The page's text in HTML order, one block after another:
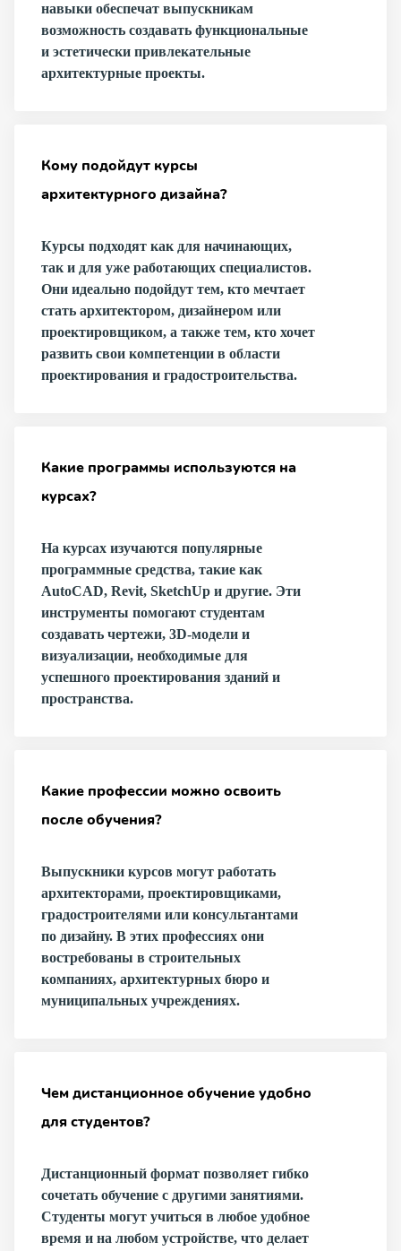
навыки обеспечат выпускникам
возможность создавать функциональные
и эстетически привлекательные
архитектурные проекты.
Кому подойдут курсы
архитектурного дизайна?
Курсы подходят как для начинающих,
так и для уже работающих специалистов.
Они идеально подойдут тем, кто мечтает
стать архитектором, дизайнером или
проектировщиком, а также тем, кто хочет
развить свои компетенции в области
проектирования и градостроительства.
Какие программы используются на
курсах?
На курсах изучаются популярные
программные средства, такие как
AutoCAD, Revit, SketchUp и другие. Эти
инструменты помогают студентам
создавать чертежи, 3D-модели и
визуализации, необходимые для
успешного проектирования зданий и
пространства.
Какие профессии можно освоить
после обучения?
Выпускники курсов могут работать
архитекторами, проектировщиками,
градостроителями или консультантами
по дизайну. В этих профессиях они
востребованы в строительных
компаниях, архитектурных бюро и
муниципальных учреждениях.
Чем дистанционное обучение удобно
для студентов?
Дистанционный формат позволяет гибко
сочетать обучение с другими занятиями.
Студенты могут учиться в любое удобное
время и на любом устройстве, что делает